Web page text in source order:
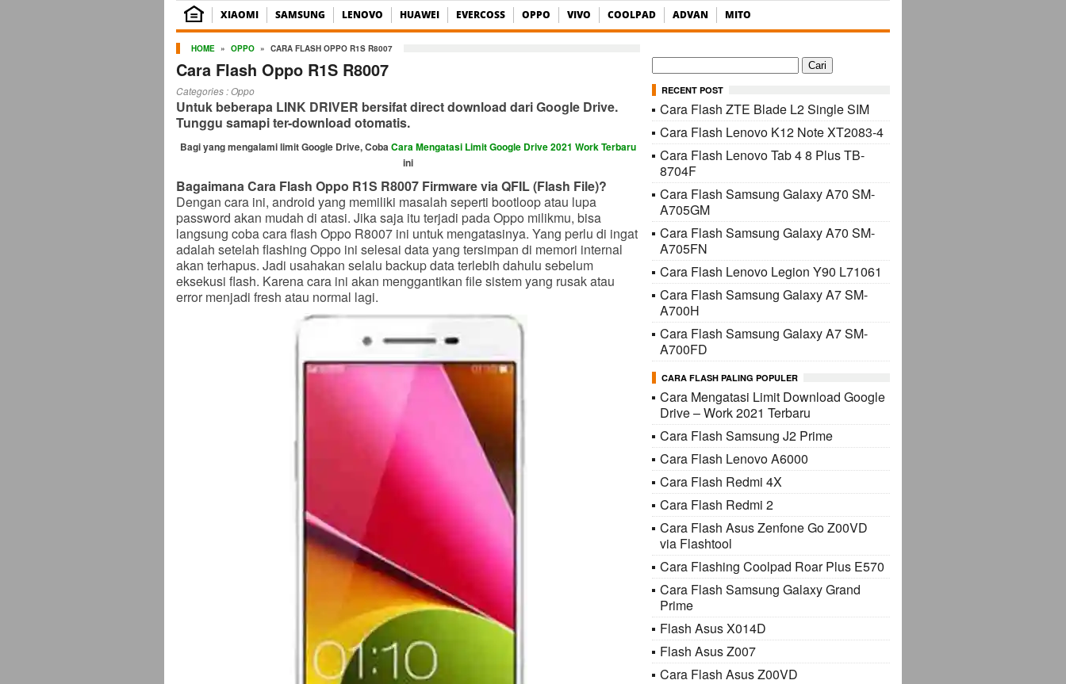
XIAOMI SAMSUNG LENOVO HUAWEI EVERCOSS OPPO VIVO COOLPAD ADVAN MITO
HOME » OPPO » CARA FLASH OPPO R1S R8007
Cara Flash Oppo R1S R8007
Categories :Oppo
Untuk beberapa LINK DRIVER bersifat direct download dari Google Drive.
Tunggu samapi ter-download otomatis.
Bagi yang mengalami limit Google Drive, CobaCara Mengatasi Limit Google Drive 2021 Work Terbaru
ini
Bagaimana Cara Flash Oppo R1S R8007 Firmware via QFIL (Flash File)?
Dengan cara ini, android yang memiliki masalah seperti bootloop atau lupa
password akan mudah di atasi. Jika saja itu terjadi pada Oppo milikmu, bisa
langsung coba cara flash Oppo R8007 ini untuk mengatasinya. Yang perlu di ingat
adalah setelah flashing Oppo ini selesai data yang tersimpan di memori internal
akan terhapus. Jadi usahakan selalu backup data terlebih dahulu sebelum
eksekusi flash. Karena cara ini akan menggantikan file sistem yang rusak atau
error menjadi fresh atau normal lagi.
Cari
untuk:
RECENT POST
Cara Flash ZTE Blade L2 Single SIM
Cara Flash Lenovo K12 Note XT2083-4
Cara Flash Lenovo Tab 4 8 Plus TB-
8704F
Cara Flash Samsung Galaxy A70 SM-
A705GM
Cara Flash Samsung Galaxy A70 SM-
A705FN
Cara Flash Lenovo Legion Y90 L71061
Cara Flash Samsung Galaxy A7 SM-
A700H
Cara Flash Samsung Galaxy A7 SM-
A700FD
CARA FLASH PALING POPULER
Cara Mengatasi Limit Download Google
Drive – Work 2021 Terbaru
Cara Flash Samsung J2 Prime
Cara Flash Lenovo A6000
Cara Flash Redmi 4X
Cara Flash Redmi 2
Cara Flash Asus Zenfone Go Z00VD
via Flashtool
Cara Flashing Coolpad Roar Plus E570
Cara Flash Samsung Galaxy Grand
Prime
Flash Asus X014D
Flash Asus Z007
Cara Flash Asus Z00VD